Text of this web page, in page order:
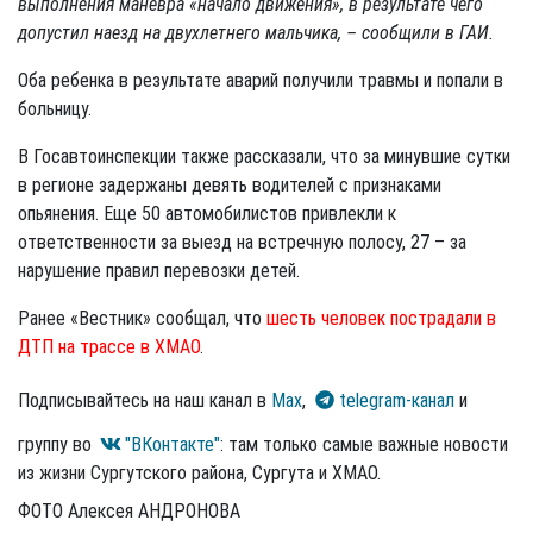
допустил наезд на двухлетнего мальчика, – сообщили в ГАИ.
Оба ребенка в результате аварий получили травмы и попали в
больницу.
В Госавтоинспекции также рассказали, что за минувшие сутки
в регионе задержаны девять водителей с признаками
опьянения. Еще 50 автомобилистов привлекли к
ответственности за выезд на встречную полосу, 27 – за
нарушение правил перевозки детей.
Ранее «Вестник» сообщал, что шесть человек пострадали в
ДТП на трассе в ХМАО.
Подписывайтесь на наш канал в Max, telegram-канал и
группу во
"ВКонтакте": там только самые важные новости
из жизни Сургутского района, Сургута и ХМАО.
ФОТО Алексея АНДРОНОВА